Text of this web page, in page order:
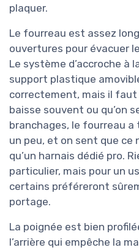
plaquer.
Le fourreau est assez
ouvertures pour évacuer
Le système d’accroche à
support plastique
correctement, mais il
baisse souvent ou qu’on
branchages, le fourreau
un peu, et on sent que ce
qu’un harnais dédié pro.
particulier, mais pour un
certains préféreront
portage.
La poignée est bien
l’arrière qui empêche la